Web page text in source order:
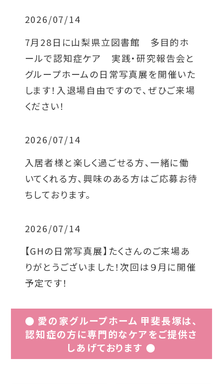
2026/07/14
7月28日に山梨県立図書館 多目的ホ
ールで認知症ケア 実践・研究報告会と
グループホームの日常写真展を開催いた
します！入退場自由ですので、ぜひご来場
ください！
2026/07/14
入居者様と楽しく過ごせる方、一緒に働
いてくれる方、興味のある方はご応募お待
ちしております。
2026/07/14
【GHの日常写真展】たくさんのご来場あ
りがとうございました！次回は９月に開催
予定です！
● 愛の家グループホーム 甲斐長塚は、
認知症の方に専門的なケアをご提供さ
しあげております ●